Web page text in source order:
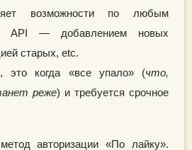
возможности по любым
API — добавлением новых
старых, etc.
это когда «все упало» (что,
реже) и требуется срочное
авторизации «По лайку».